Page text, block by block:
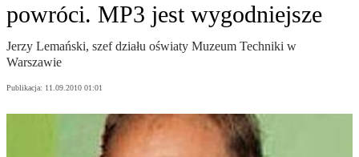
powróci. MP3 jest wygodniejsze
Jerzy Lemański, szef działu oświaty Muzeum Techniki w
Warszawie
Publikacja: 11.09.2010 01:01